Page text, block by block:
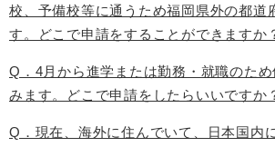
校、予備校等に通うため福岡県外の都道
す。どこで申請をすることができますか
Q．4月から進学または勤務・就職のた
みます。どこで申請をしたらいいですか
Q．現在、海外に住んでいて、日本国内